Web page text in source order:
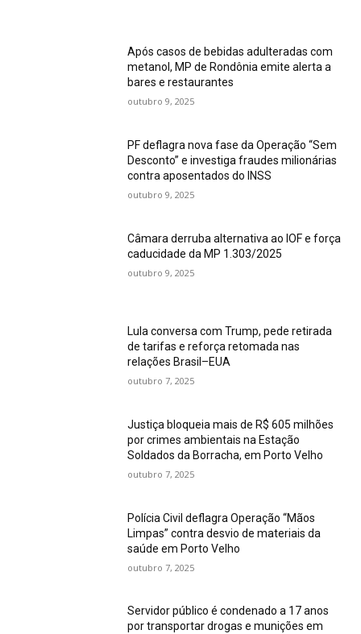
Após casos de bebidas adulteradas com
metanol, MP de Rondônia emite alerta a
bares e restaurantes
outubro 9, 2025
PF deflagra nova fase da Operação “Sem
Desconto” e investiga fraudes milionárias
contra aposentados do INSS
outubro 9, 2025
Câmara derruba alternativa ao IOF e força
caducidade da MP 1.303/2025
outubro 9, 2025
Lula conversa com Trump, pede retirada
de tarifas e reforça retomada nas
relações Brasil–EUA
outubro 7, 2025
Justiça bloqueia mais de R$ 605 milhões
por crimes ambientais na Estação
Soldados da Borracha, em Porto Velho
outubro 7, 2025
Polícia Civil deflagra Operação “Mãos
Limpas” contra desvio de materiais da
saúde em Porto Velho
outubro 7, 2025
Servidor público é condenado a 17 anos
por transportar drogas e munições em